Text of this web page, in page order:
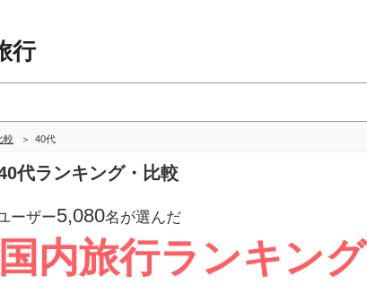
行
較 40代
代ランキング・比較
ーザー5,080名が選んだ
内旅行ランキング